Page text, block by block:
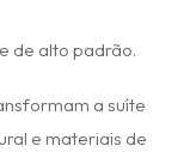
de alto padrão.
a suíte
e materiais de